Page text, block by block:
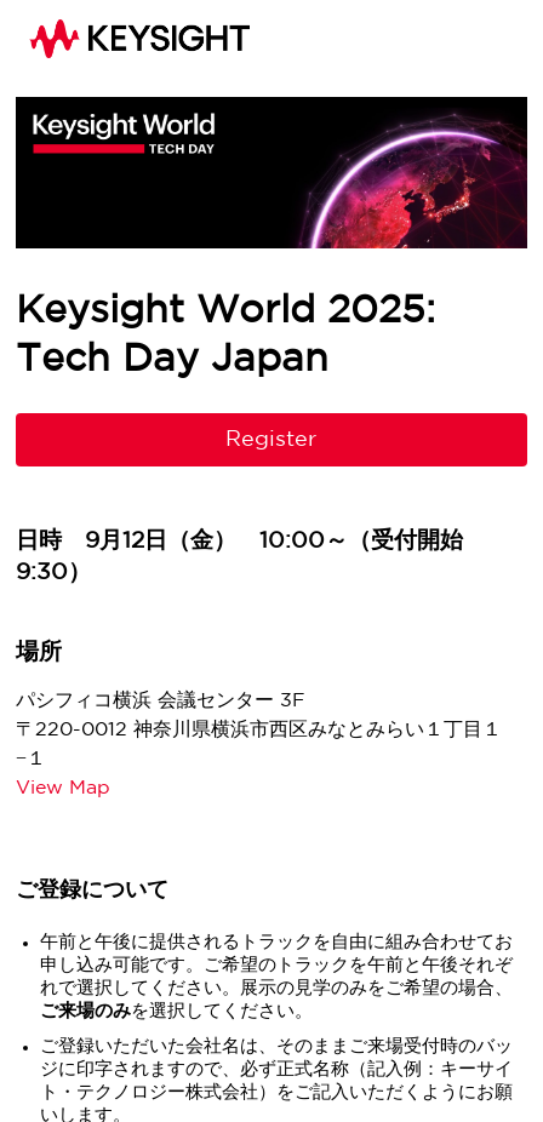
Keysight World 2025:
Tech Day Japan
Register
日時 9月12日（金） 10:00～（受付開始
9:30）
場所
パシフィコ横浜 会議センター 3F
〒220-0012 神奈川県横浜市西区みなとみらい１丁目１
−１
View Map
ご登録について
午前と午後に提供されるトラックを自由に組み合わせてお
申し込み可能です。ご希望のトラックを午前と午後それぞ
れで選択してください。展示の見学のみをご希望の場合、
ご来場のみを選択してください。
ご登録いただいた会社名は、そのままご来場受付時のバッ
ジに印字されますので、必ず正式名称（記入例：キーサイ
ト・テクノロジー株式会社）をご記入いただくようにお願
いします。